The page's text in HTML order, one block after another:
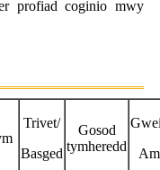
profiad coginio mwy
Trivet/
Basged
Gosod
tymheredd